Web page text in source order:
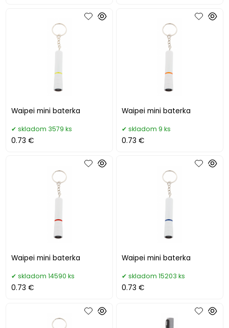
Waipei mini baterka
skladom 3579 ks
0.73 €
Waipei mini baterka
skladom 9 ks
0.73 €
Waipei mini baterka
skladom 14590 ks
0.73 €
Waipei mini baterka
skladom 15203 ks
0.73 €